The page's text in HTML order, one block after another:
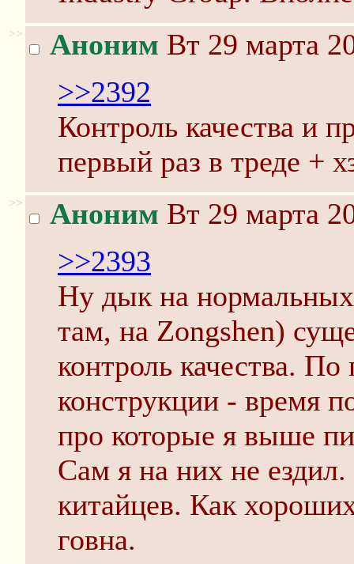
>> Аноним Вт 29 марта
>>2392
Контроль качества и
первый раз в треде +
>> Аноним Вт 29 марта
>>2393
Ну дык на нормальных
там, на Zongshen)
контроль качества.
конструкции - время
про которые я выше
Сам я на них не
китайцев. Как
говна.